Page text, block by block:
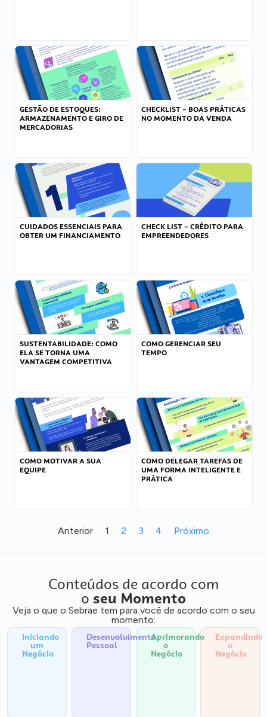
GESTÃO DE ESTOQUES:
ARMAZENAMENTO E GIRO DE
MERCADORIAS
CHECKLIST – BOAS PRÁTICAS
NO MOMENTO DA VENDA
CUIDADOS ESSENCIAIS PARA
OBTER UM FINANCIAMENTO
CHECK LIST – CRÉDITO PARA
EMPREENDEDORES
SUSTENTABILIDADE: COMO
ELA SE TORNA UMA
VANTAGEM COMPETITIVA
COMO GERENCIAR SEU
TEMPO
COMO MOTIVAR A SUA
EQUIPE
COMO DELEGAR TAREFAS DE
UMA FORMA INTELIGENTE E
PRÁTICA
Anterior 1 2 3 4 Próximo
Conteúdos de acordo com
o seu Momento
Veja o que o Sebrae tem para você de acordo com o seu
momento:
Iniciando
um
Negócio
Desenvolvimento
Pessoal
Aprimorando
o
Negócio
Expandindo
o
Negócio